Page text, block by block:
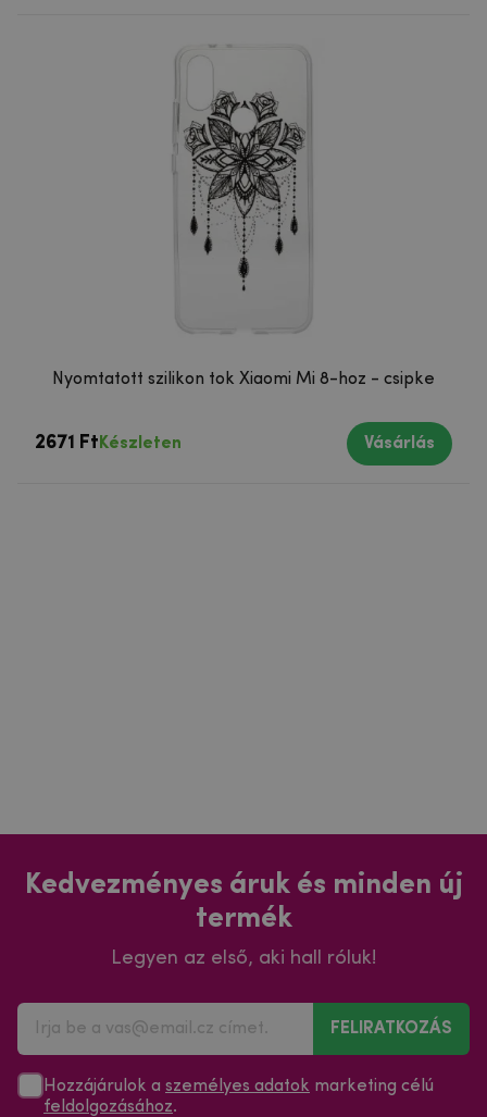
Nyomtatott szilikon tok Xiaomi Mi 8-hoz - csipke
2671 Ft Készleten Vásárlás
Kedvezményes áruk és minden új
termék
Legyen az első, aki hall róluk!
FELIRATKOZÁS
Hozzájárulok a személyes adatok marketing célú
feldolgozásához.